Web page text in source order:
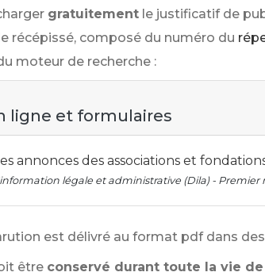
gratuitement le justificatif de
récépissé, composé du numéro du
moteur de recherche :
ligne et formulaires
annonces des associations et
légale et administrative (Dila) - Premier
est délivré au format pdf dans
être conservé durant toute la vie